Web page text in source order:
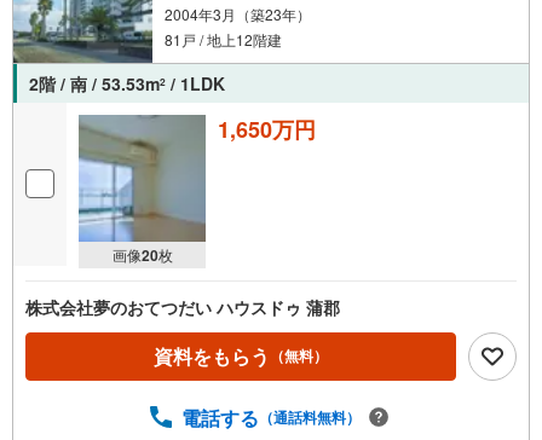
2004年3月（築23年）
81戸 / 地上12階建
2階 / 南 / 53.53m2 / 1LDK
画像20枚
1,650万円
株式会社夢のおてつだい ハウスドゥ 蒲郡
資料をもらう （無料）
電話する （通話料無料）